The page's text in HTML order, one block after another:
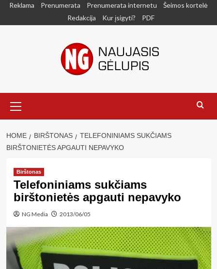
SkipReklama Prenumerata Prenumerata internetu
Šeimos kortelė
Redakcija
Kur įsigyti? PDF
Menu
HOME BIRŠTONAS
TELEFONINIAMS SUKČIAMS
BIRŠTONIETĖS APGAUTI NEPAVYKO
Birštonas
Telefoniniams sukčiams
birštonietės apgauti nepavyko
NG Media 2013/06/05